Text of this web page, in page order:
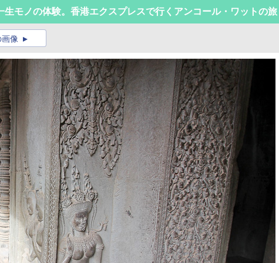
モノの体験。香港エクスプレスで行くアンコール・ワットの旅
像